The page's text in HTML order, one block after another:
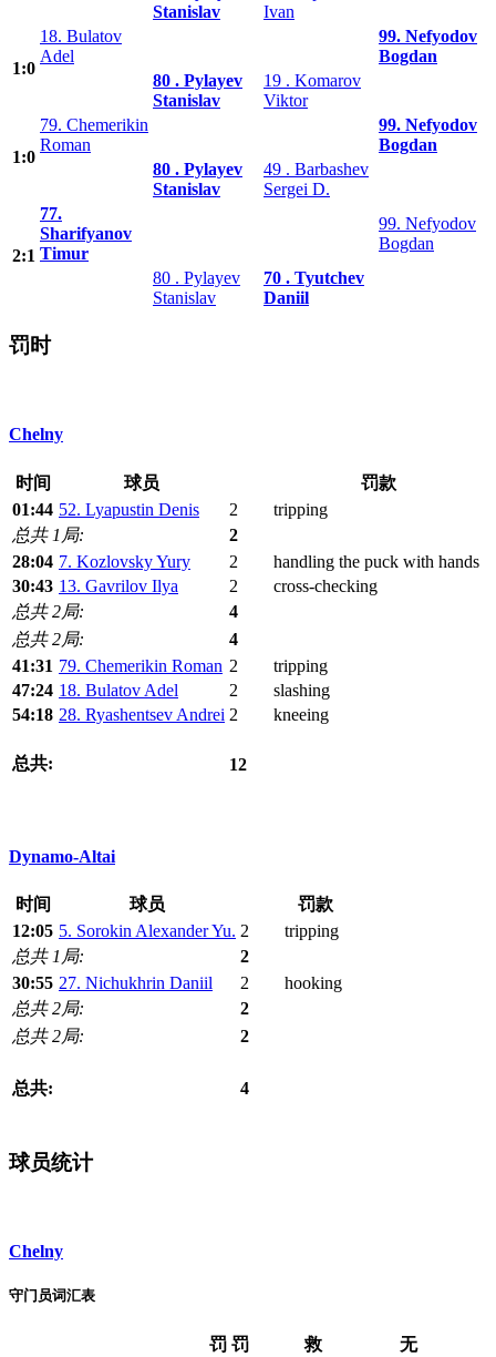
Stanislav
Ivan
1:0
18. Bulatov
Adel
99. Nefyodov
Bogdan
80 . Pylayev
Stanislav
19 . Komarov
Viktor
1:0
79. Chemerikin
Roman
99. Nefyodov
Bogdan
80 . Pylayev
Stanislav
49 . Barbashev
Sergei D.
2:1
77.
Sharifyanov
Timur
99. Nefyodov
Bogdan
80 . Pylayev
Stanislav
70 . Tyutchev
Daniil
罚时
Chelny
时间 球员
罚款
01:44 52. Lyapustin Denis 2
tripping
总共 1局:
2
28:04 7. Kozlovsky Yury 2
handling the puck with hands
30:43 13. Gavrilov Ilya 2
cross-checking
总共 2局:
4
总共 2局:
4
41:31 79. Chemerikin Roman 2
tripping
47:24 18. Bulatov Adel 2
slashing
54:18 28. Ryashentsev Andrei 2 kneeing
总共: 12
Dynamo-Altai
时间 球员
罚款
12:05 5. Sorokin Alexander Yu. 2
tripping
总共 1局:
2
30:55 27. Nichukhrin Daniil 2
hooking
总共 2局:
2
总共 2局:
2
总共: 4
球员统计
Chelny
守门员词汇表
罚 罚
救
无